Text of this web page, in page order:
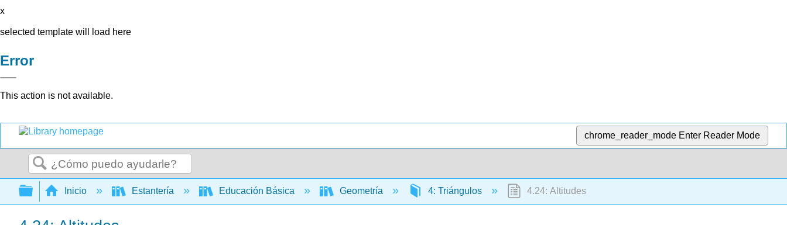
x
selected template will load here
Error
This action is not available.
chrome_reader_mode Enter Reader Mode
Buscar
Expandir/contraer jerarquía global
Inicio Estantería Educación Básica Geometría 4: Triángulos 4.24: Altitudes